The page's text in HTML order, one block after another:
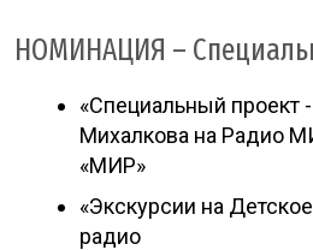
НОМИНАЦИЯ –
«Специальный проект
Михалкова на Радио
«МИР»
«Экскурсии на
радио